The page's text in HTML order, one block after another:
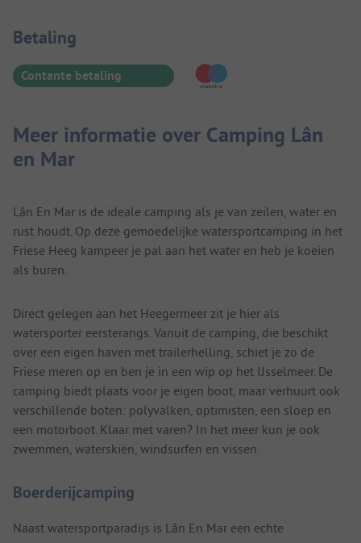
Betaalinformatie
Betaling
Contante betaling
Meer informatie over Camping Lân
en Mar
Lân En Mar is de ideale camping als je van zeilen, water en
rust houdt. Op deze gemoedelijke watersportcamping in het
Friese Heeg kampeer je pal aan het water en heb je koeien
als buren.
Direct gelegen aan het Heegermeer zit je hier als
watersporter eersterangs. Vanuit de camping, die beschikt
over een eigen haven met trailerhelling, schiet je zo de
Friese meren op en ben je in een wip op het IJsselmeer. De
camping biedt plaats voor je eigen boot, maar verhuurt ook
verschillende boten: polyvalken, optimisten, een sloep en
een motorboot. Klaar met varen? In het meer kun je ook
zwemmen, waterskiën, windsurfen en vissen.
Boerderijcamping
Naast watersportparadijs is Lân En Mar een echte